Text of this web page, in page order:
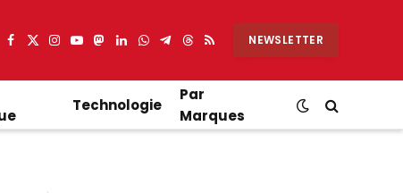
Facebook
X
Instagram
YouTube
Mastodon
LinkedIn
WhatsApp
Partager
Telegram
Threads
RSS NEWSLETTER
Technologie
Par
Marques